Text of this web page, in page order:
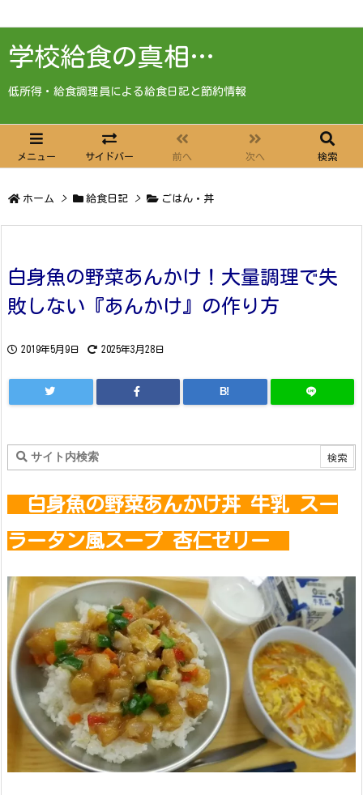
学校給食の真相…
低所得・給食調理員による給食日記と節約情報
メニュー サイドバー 前へ 次へ 検索
ホーム > 給食日記 > ごはん・丼
白身魚の野菜あんかけ！大量調理で失
敗しない『あんかけ』の作り方
2019年5月9日 2025年3月28日
B!
白身魚の野菜あんかけ丼 牛乳 スー
ラータン風スープ 杏仁ゼリー